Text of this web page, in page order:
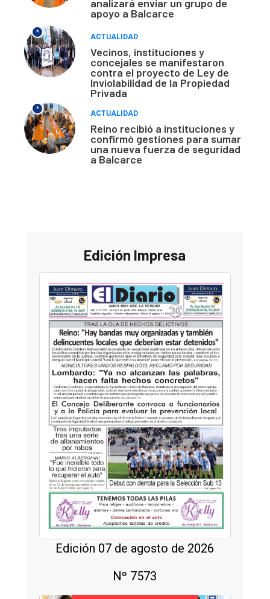
analizará enviar un grupo de
apoyo a Balcarce
*
ACTUALIDAD
Vecinos, instituciones y
concejales se manifestaron
contra el proyecto de Ley de
Inviolabilidad de la Propiedad
Privada
*
ACTUALIDAD
Reino recibió a instituciones y
confirmó gestiones para sumar
una nueva fuerza de seguridad
a Balcarce
Edición Impresa
Edición 07 de agosto de 2026
Nº 7573